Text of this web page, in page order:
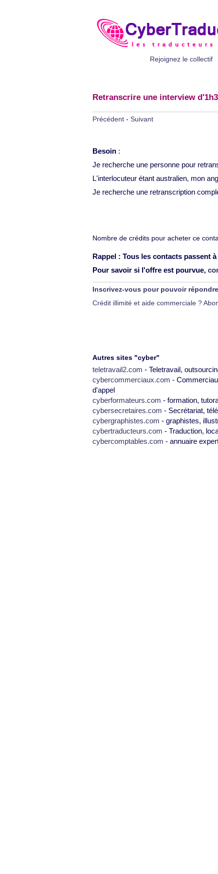
Rejoignez le collectif
Retranscrire une interview
Précédent - Suivant
Besoin :
Je recherche une personne pour
L'interlocuteur étant australien, mon
Je recherche une retranscription
Nombre de crédits pour acheter ce
Rappel : Tous les contacts passent
Pour savoir si l'offre est pourvue,
Inscrivez-vous pour pouvoir répondre
Crédit illimité et aide commerciale ?
Autres sites "cyber"
teletravail2.com - Teletravail,
cybercommerciaux.com -
d'appel
cyberformateurs.com - formation,
cybersecretaires.com - Secrétariat,
cybergraphistes.com - graphistes,
cybertraducteurs.com - Traduction,
cybercomptables.com - annuaire